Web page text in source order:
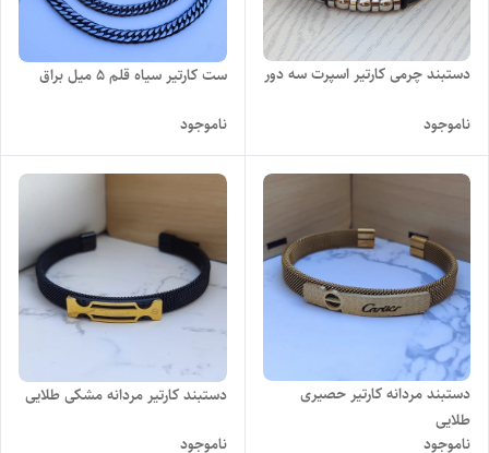
دستبند چرمی کارتیر اسپرت سه دور
ناموجود
ست کارتیر سیاه قلم ۵ میل براق
ناموجود
دستبند مردانه کارتیر حصیری
طلایی
ناموجود
دستبند کارتیر مردانه مشکی طلایی
ناموجود